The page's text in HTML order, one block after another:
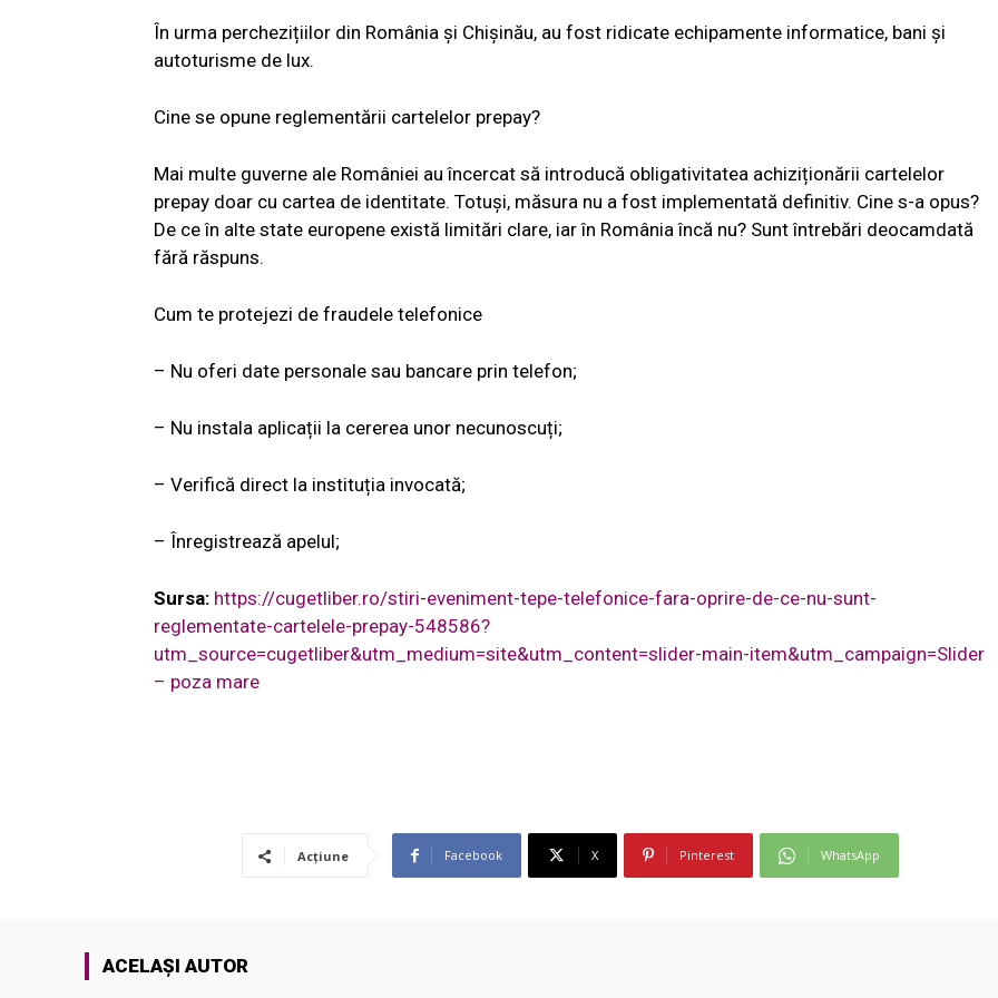
În urma perchezițiilor din România și Chișinău, au fost ridicate echipamente informatice, bani și
autoturisme de lux.
Cine se opune reglementării cartelelor prepay?
Mai multe guverne ale României au încercat să introducă obligativitatea achiziționării cartelelor
prepay doar cu cartea de identitate. Totuși, măsura nu a fost implementată definitiv. Cine s-a opus?
De ce în alte state europene există limitări clare, iar în România încă nu? Sunt întrebări deocamdată
fără răspuns.
Cum te protejezi de fraudele telefonice
– Nu oferi date personale sau bancare prin telefon;
– Nu instala aplicații la cererea unor necunoscuți;
– Verifică direct la instituția invocată;
– Înregistrează apelul;
Sursa: https://cugetliber.ro/stiri-eveniment-tepe-telefonice-fara-oprire-de-ce-nu-sunt-
reglementate-cartelele-prepay-548586?
utm_source=cugetliber&utm_medium=site&utm_content=slider-main-item&utm_campaign=Slider
– poza mare
Acțiune Facebook X Pinterest WhatsApp
ACELAȘI AUTOR